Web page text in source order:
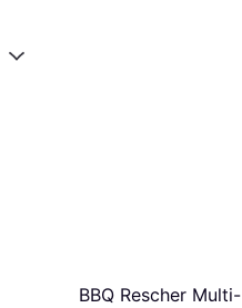
BBQ Rescher Multi-